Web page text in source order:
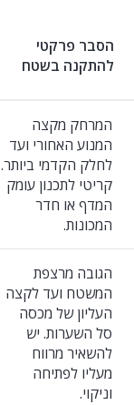
הסבר פרקטי
להתקנה בשטח
המרחק מקצה
המנוע האחורי ועד
לחלק הקדמי ביותר.
קריטי לתכנון עומק
המדף או חדר
המכונות.
הגובה מרצפת
המשטח ועד לקצה
העליון של מכסה
סל השערות. יש
להשאיר מרווח
מעליו לפתיחה
וניקוי.